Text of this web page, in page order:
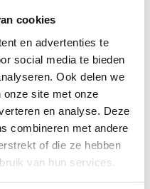
cookies
en advertenties te
social media te bieden
Ook delen we
onze site met onze
en analyse. Deze
combineren met andere
of die ze hebben
van hun services.